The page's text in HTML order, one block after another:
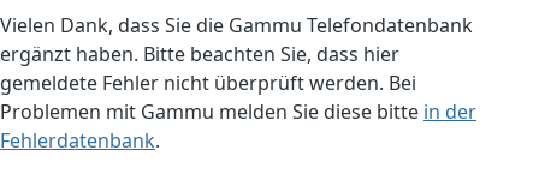
Vielen Dank, dass Sie die Gammu Telefondatenbank
ergänzt haben. Bitte beachten Sie, dass hier
gemeldete Fehler nicht überprüft werden. Bei
Problemen mit Gammu melden Sie diese bitte in der
Fehlerdatenbank.